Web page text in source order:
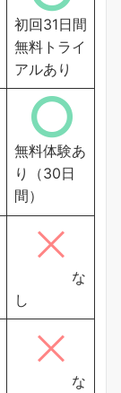
初回31日間
無料トライ
アルあり
無料体験あ
り（30日
間）
な
し
な